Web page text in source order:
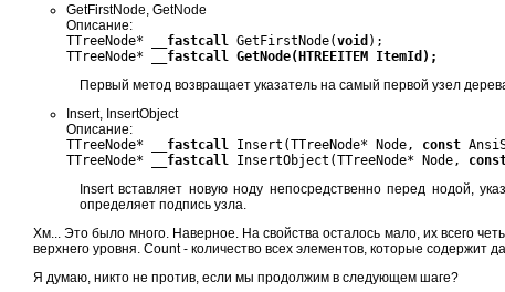
GetFirstNode, GetNode
Описание:
TTreeNode*
__fastcall GetFirstNode(void );
TTreeNode*
__fastcall GetNode(HTREEITEM ItemId);
Первый метод возвращает указатель на самый первой узел
Insert, InsertObject
Описание:
TTreeNode*
__fastcall Insert(TTreeNode* Node, const
TTreeNode*
__fastcall InsertObject(TTreeNode* Node,
Insert вставляет новую ноду непосредственно перед нодой,
определяет подпись узла.
Хм... Это было много. Наверное. На свойства осталось мало, их всего
верхнего уровня. Count - количество всех элементов, которые содержит
Я думаю, никто не против, если мы продолжим в следующем шаге?